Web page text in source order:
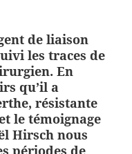
de liaison
les traces de
En
qu’il a
résistante
le témoignage
Hirsch nous